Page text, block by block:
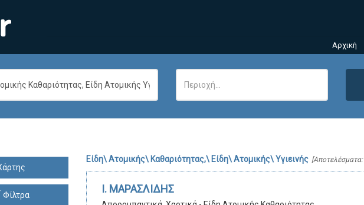
Αρχική
Φίλτρα
Είδη\ Ατομικής\ Καθαριότητας,\ Είδη\ Ατομικής\ Υγιεινής [Αποτελέσματα:
Ι. ΜΑΡΑΣΛΙΔΗΣ